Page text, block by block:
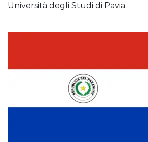
Università degli Studi di Pavia